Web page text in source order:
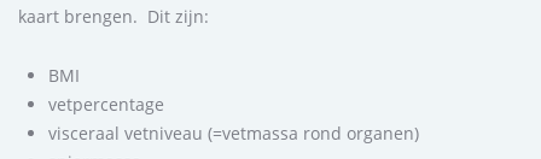
kaart brengen. Dit zijn:
BMI
vetpercentage
visceraal vetniveau (=vetmassa rond organen)